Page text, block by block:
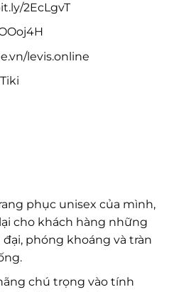
2EcLgvT
levis.online
phục unisex của mình,
cho khách hàng những
phóng khoáng và tràn
chú trọng vào tính